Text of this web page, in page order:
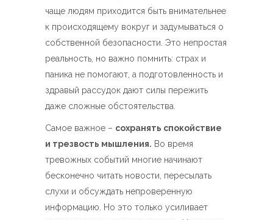
чаще людям приходится быть внимательнее
к происходящему вокруг и задумываться о
собственной безопасности. Это непростая
реальность, но важно помнить: страх и
паника не помогают, а подготовленность и
здравый рассудок дают силы пережить
даже сложные обстоятельства.
Самое важное – сохранять спокойствие
и трезвость мышления. Во время
тревожных событий многие начинают
бесконечно читать новости, пересылать
слухи и обсуждать непроверенную
информацию. Но это только усиливает